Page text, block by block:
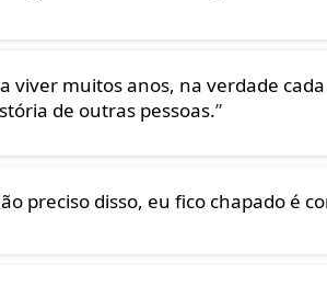
viver muitos anos, na verdade
de outras pessoas.”
preciso disso, eu fico chapado é